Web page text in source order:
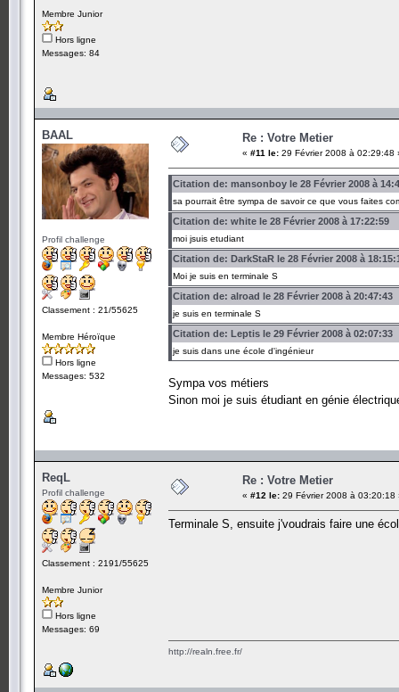
Membre Junior
Hors ligne
Messages: 84
BAAL
Profil challenge
Classement : 21/55625
Membre Héroïque
Hors ligne
Messages: 532
Re : Votre Metier
« #11 le: 29 Février 2008 à 02:29:48
Citation de: mansonboy le 28 Février 2008 à
sa pourrait être sympa de savoir ce que vous faites
Citation de: white le 28 Février 2008 à 17:22:59
moi jsuis etudiant
Citation de: DarkStaR le 28 Février 2008 à
Moi je suis en terminale S
Citation de: alroad le 28 Février 2008 à 20:47:43
je suis en terminale S
Citation de: Leptis le 29 Février 2008 à 02:07:33
je suis dans une école d'ingénieur
Sympa vos métiers
Sinon moi je suis étudiant en génie
ReqL
Profil challenge
Classement : 2191/55625
Membre Junior
Hors ligne
Messages: 69
Re : Votre Metier
« #12 le: 29 Février 2008 à 03:20:18
Terminale S, ensuite j'voudrais faire une
http://realn.free.fr/